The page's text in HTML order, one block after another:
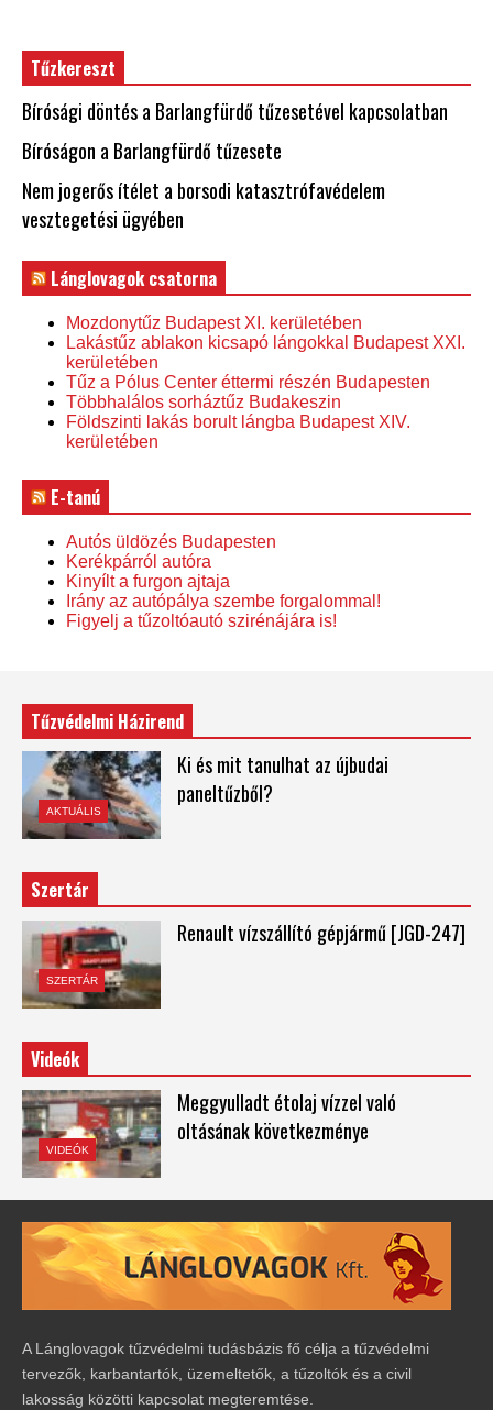
Tűzkereszt
Bírósági döntés a Barlangfürdő tűzesetével kapcsolatban
Bíróságon a Barlangfürdő tűzesete
Nem jogerős ítélet a borsodi katasztrófavédelem
vesztegetési ügyében
Lánglovagok csatorna
Mozdonytűz Budapest XI. kerületében
Lakástűz ablakon kicsapó lángokkal Budapest XXI.
kerületében
Tűz a Pólus Center éttermi részén Budapesten
Többhalálos sorháztűz Budakeszin
Földszinti lakás borult lángba Budapest XIV.
kerületében
E-tanú
Autós üldözés Budapesten
Kerékpárról autóra
Kinyílt a furgon ajtaja
Irány az autópálya szembe forgalommal!
Figyelj a tűzoltóautó szirénájára is!
Tűzvédelmi Házirend
AKTUÁLIS
Ki és mit tanulhat az újbudai
paneltűzből?
Szertár
SZERTÁR
Renault vízszállító gépjármű [JGD-247]
Videók
VIDEÓK
Meggyulladt étolaj vízzel való
oltásának következménye
A Lánglovagok tűzvédelmi tudásbázis fő célja a tűzvédelmi
tervezők, karbantartók, üzemeltetők, a tűzoltók és a civil
lakosság közötti kapcsolat megteremtése.